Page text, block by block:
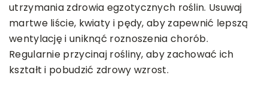
utrzymania zdrowia egzotycznych roślin. Usuwaj
martwe liście, kwiaty i pędy, aby zapewnić lepszą
wentylację i uniknąć roznoszenia chorób.
Regularnie przycinaj rośliny, aby zachować ich
kształt i pobudzić zdrowy wzrost.